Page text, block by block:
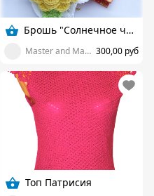
Брошь "Солнечное чудо"
Master and Margarita 300,00 руб
Топ Патрисия